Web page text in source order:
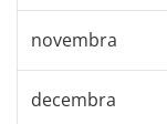
novembra
decembra